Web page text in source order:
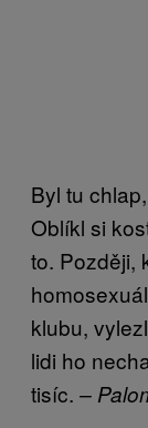
Byl tu
Oblíkl si
to. Později,
klubu,
lidi ho
tisíc. –